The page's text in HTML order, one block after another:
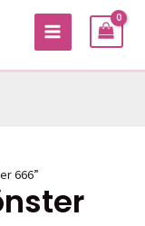
MAIN
666”